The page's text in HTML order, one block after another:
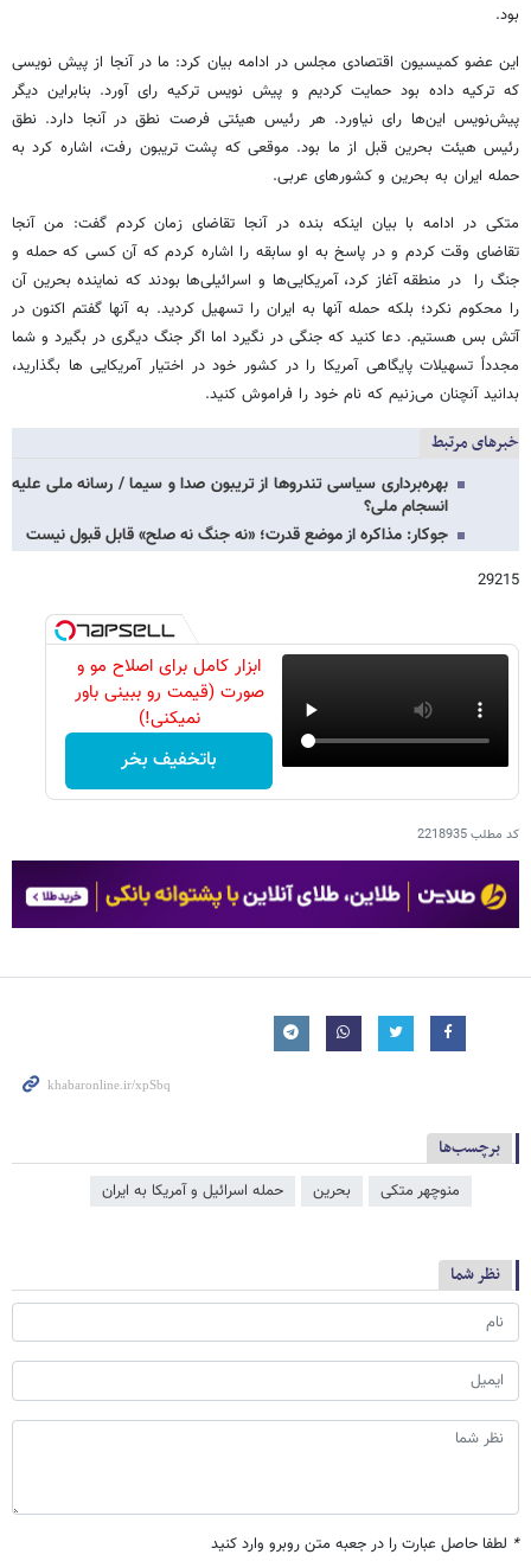
بود.
این عضو کمیسیون اقتصادی مجلس در ادامه بیان کرد: ما در آنجا از پیش نویسی
که ترکیه داده بود حمایت کردیم و پیش نویس ترکیه رای آورد. بنابراین دیگر
پیش‌نویس این‌ها رای نیاورد. هر رئیس هیئتی فرصت نطق در آنجا دارد. نطق
رئیس هیئت بحرین قبل از ما بود. موقعی که پشت تریبون رفت، اشاره کرد به
حمله ایران به بحرین و کشورهای عربی.
متکی در ادامه با بیان اینکه بنده در آنجا تقاضای زمان کردم گفت: من آنجا
تقاضای وقت کردم و در پاسخ به او سابقه را اشاره کردم که آن کسی که حمله و
جنگ را در منطقه آغاز کرد، آمریکایی‌ها و اسرائیلی‌ها بودند که نماینده بحرین آن
را محکوم نکرد؛ بلکه حمله آنها به ایران را تسهیل کردید. به آنها گفتم اکنون در
آتش بس هستیم. دعا کنید که جنگی در نگیرد اما اگر جنگ دیگری در بگیرد و شما
مجدداً تسهیلات پایگاهی آمریکا را در کشور خود در اختیار آمریکایی ها بگذارید،
بدانید آنچنان می‌زنیم که نام خود را فراموش کنید.
خبرهای مرتبط
بهره‌برداری سیاسی تندروها از تریبون‌ صدا و سیما / رسانه ملی علیه
انسجام ملی؟
جوکار: مذاکره از موضع قدرت؛ «نه جنگ نه صلح» قابل قبول نیست
29215
ابزار کامل برای اصلاح مو و
صورت (قیمت رو ببینی باور
نمیکنی!)
باتخفیف بخر
کد مطلب2218935
برچسب‌ها
منوچهر متکی بحرین حمله اسرائیل و آمریکا به ایران
نظر شما
* لطفا حاصل عبارت را در جعبه متن روبرو وارد کنید